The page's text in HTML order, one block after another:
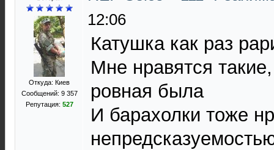
Откуда: Киев
Сообщений: 9 357
Репутация: 527
12:06
Катушка как раз
Мне нравятся
ровная была
И барахолки тоже